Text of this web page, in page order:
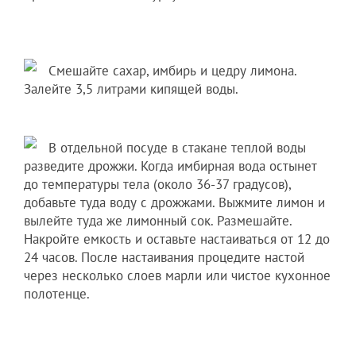
Смешайте сахар, имбирь и цедру лимона.
Залейте 3,5 литрами кипящей воды.
В отдельной посуде в стакане теплой воды
разведите дрожжи. Когда имбирная вода остынет
до температуры тела (около 36-37 градусов),
добавьте туда воду с дрожжами. Выжмите лимон и
вылейте туда же лимонный сок. Размешайте.
Накройте емкость и оставьте настаиваться от 12 до
24 часов. После настаивания процедите настой
через несколько слоев марли или чистое кухонное
полотенце.